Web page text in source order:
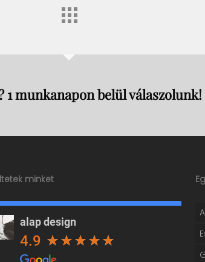
1 munkanapon belül válaszolunk!
minket
alap design
4.9